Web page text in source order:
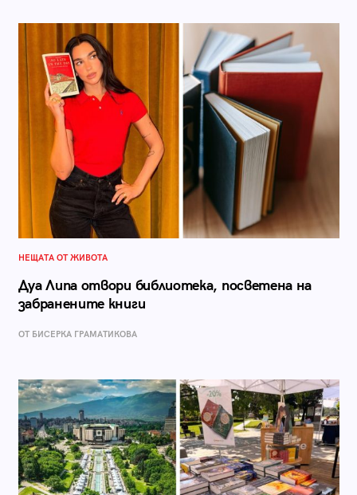
НЕЩАТА ОТ ЖИВОТА
Дуа Липа отвори библиотека, посветена на
забранените книги
ОТ БИСЕРКА ГРАМАТИКОВА